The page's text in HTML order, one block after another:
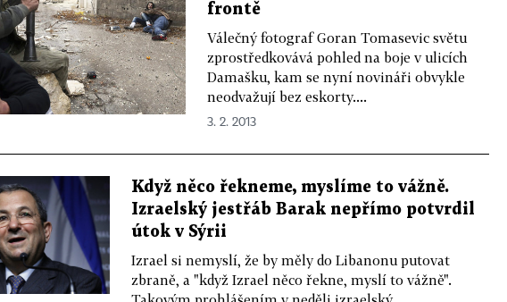
frontě
Válečný fotograf Goran Tomasevic světu
zprostředkovává pohled na boje v ulicích
Damašku, kam se nyní novináři obvykle
neodvažují bez eskorty....
3. 2. 2013
Když něco řekneme, myslíme to vážně.
Izraelský jestřáb Barak nepřímo potvrdil
útok v Sýrii
Izrael si nemyslí, že by měly do Libanonu putovat
zbraně, a "když Izrael něco řekne, myslí to vážně".